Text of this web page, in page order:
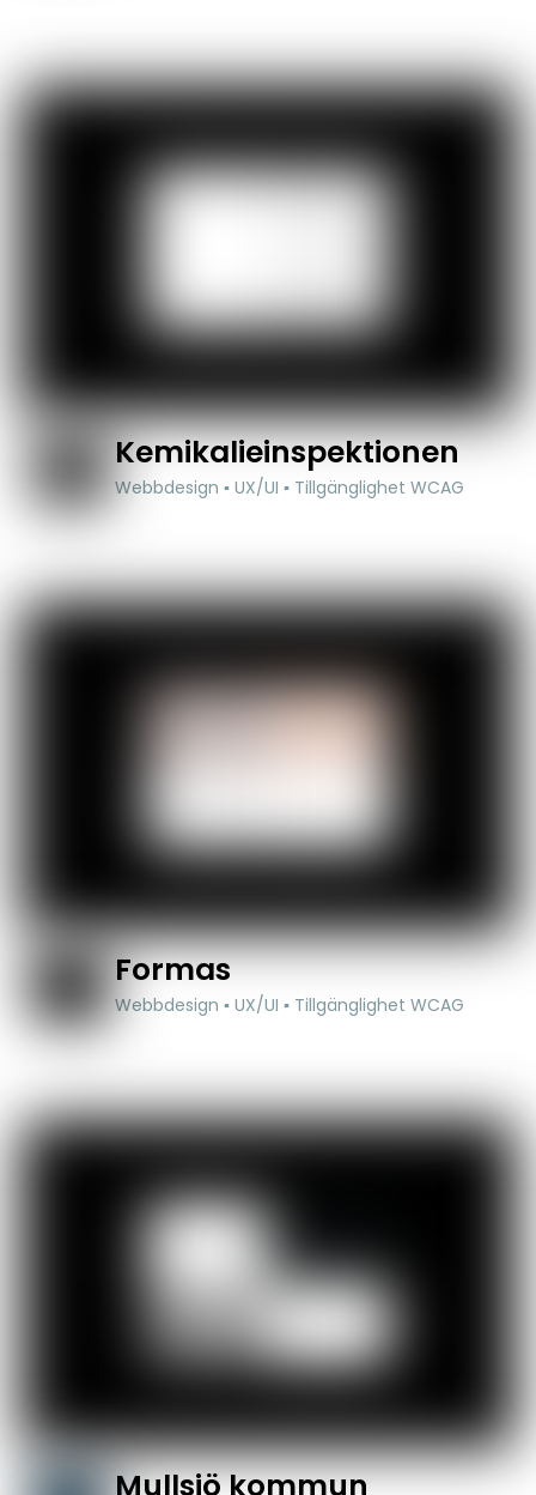
Kemikalieinspektionen
Webbdesign ▪ UX/UI ▪ Tillgänglighet WCAG
Formas
Webbdesign ▪ UX/UI ▪ Tillgänglighet WCAG
Mullsjö kommun